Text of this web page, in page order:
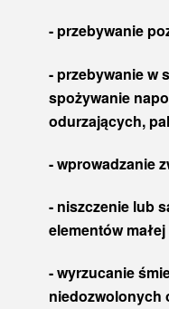
- przebywanie
- przebywanie w
spożywanie
odurzających,
- wprowadzanie
- niszczenie lub
elementów
- wyrzucanie
niedozwolonych